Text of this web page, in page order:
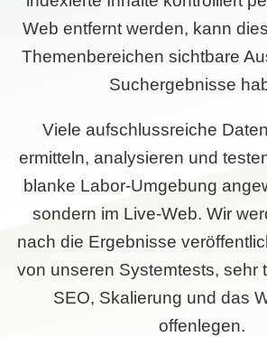
Web entfernt werden, kann
Themenbereichen sichtbare
Suchergebnisse
Viele aufschlussreiche
ermitteln, analysieren und
blanke Labor-Umgebung
sondern im Live-Web. Wir
nach die Ergebnisse
von unseren Systemtests, sehr
SEO, Skalierung und das
offenlegen.